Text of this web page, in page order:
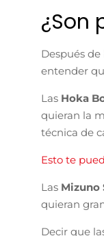
¿Son
Después
entender
Las Hoka
quieran la
técnica de
Esto te
Las Mizuno
quieran
Decir que